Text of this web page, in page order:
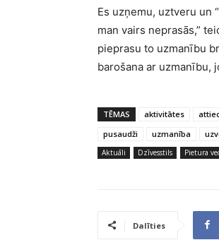
Es uzņemu, uztveru un
man vairs neprasās,”
pieprasu to uzmanību
barošana ar uzmanību,
TĒMAS aktivitātes
pusaudži
uzmanība
Aktuāli Dzīvesstils Pietura
Dalīties